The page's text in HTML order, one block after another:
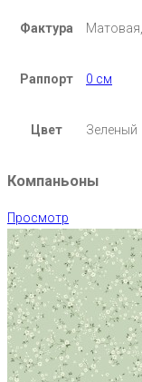
Фактура
Раппорт 0 см
Цвет Зеленый
Компаньоны
Просмотр